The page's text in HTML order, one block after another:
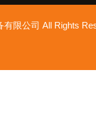
有限公司 All Rights